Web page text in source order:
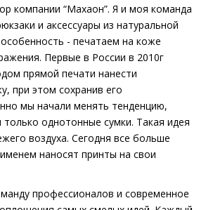
компании “Махаон”. Я и моя команда
и аксессуары из натуральной
- печатаем на коже
Первые в России в 2010г
прямой печати нанести
при этом сохранив его
мы начали менять тенденцию,
однотонные сумки. Такая идея
воздуха. Сегодня все больше
наносят принты на свои
профессионалов и современное